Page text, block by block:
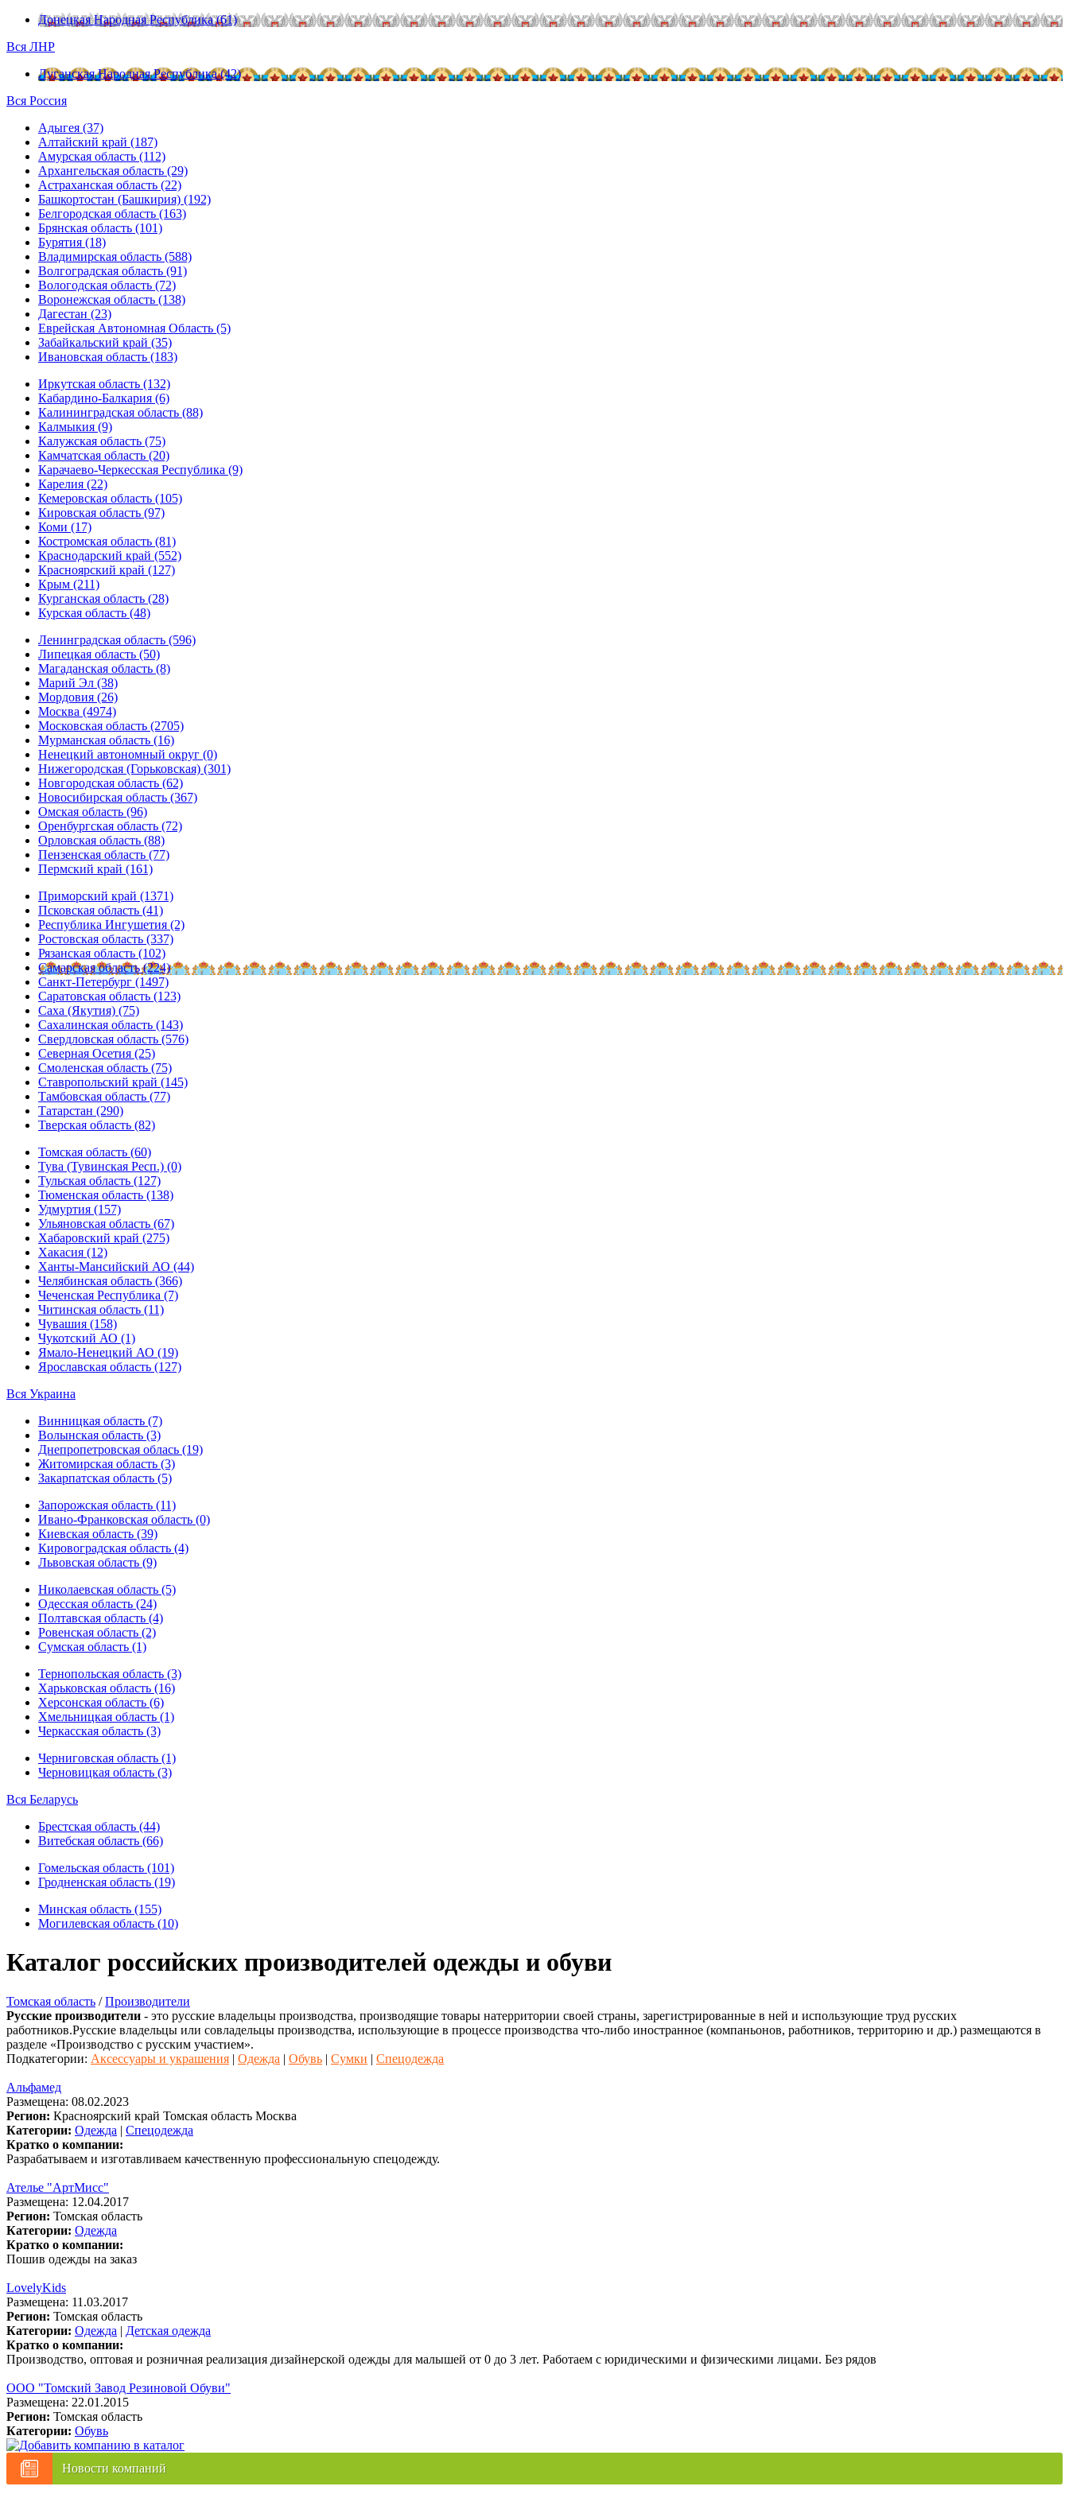
Донецкая Народная Республика (61)
Вся ЛНР
Луганская Народная Республика (42)
Вся Россия
Адыгея (37)
Алтайский край (187)
Амурская область (112)
Архангельская область (29)
Астраханская область (22)
Башкортостан (Башкирия) (192)
Белгородская область (163)
Брянская область (101)
Бурятия (18)
Владимирская область (588)
Волгоградская область (91)
Вологодская область (72)
Воронежская область (138)
Дагестан (23)
Еврейская Автономная Область (5)
Забайкальский край (35)
Ивановская область (183)
Иркутская область (132)
Кабардино-Балкария (6)
Калининградская область (88)
Калмыкия (9)
Калужская область (75)
Камчатская область (20)
Карачаево-Черкесская Республика (9)
Карелия (22)
Кемеровская область (105)
Кировская область (97)
Коми (17)
Костромская область (81)
Краснодарский край (552)
Красноярский край (127)
Крым (211)
Курганская область (28)
Курская область (48)
Ленинградская область (596)
Липецкая область (50)
Магаданская область (8)
Марий Эл (38)
Мордовия (26)
Москва (4974)
Московская область (2705)
Мурманская область (16)
Ненецкий автономный округ (0)
Нижегородская (Горьковская) (301)
Новгородская область (62)
Новосибирская область (367)
Омская область (96)
Оренбургская область (72)
Орловская область (88)
Пензенская область (77)
Пермский край (161)
Приморский край (1371)
Псковская область (41)
Республика Ингушетия (2)
Ростовская область (337)
Рязанская область (102)
Самарская область (224)
Санкт-Петербург (1497)
Саратовская область (123)
Саха (Якутия) (75)
Сахалинская область (143)
Свердловская область (576)
Северная Осетия (25)
Смоленская область (75)
Ставропольский край (145)
Тамбовская область (77)
Татарстан (290)
Тверская область (82)
Томская область (60)
Тува (Тувинская Респ.) (0)
Тульская область (127)
Тюменская область (138)
Удмуртия (157)
Ульяновская область (67)
Хабаровский край (275)
Хакасия (12)
Ханты-Мансийский АО (44)
Челябинская область (366)
Чеченская Республика (7)
Читинская область (11)
Чувашия (158)
Чукотский АО (1)
Ямало-Ненецкий АО (19)
Ярославская область (127)
Вся Украина
Винницкая область (7)
Волынская область (3)
Днепропетровская облась (19)
Житомирская область (3)
Закарпатская область (5)
Запорожская область (11)
Ивано-Франковская область (0)
Киевская область (39)
Кировоградская область (4)
Львовская область (9)
Николаевская область (5)
Одесская область (24)
Полтавская область (4)
Ровенская область (2)
Сумская область (1)
Тернопольская область (3)
Харьковская область (16)
Херсонская область (6)
Хмельницкая область (1)
Черкасская область (3)
Черниговская область (1)
Черновицкая область (3)
Вся Беларусь
Брестская область (44)
Витебская область (66)
Гомельская область (101)
Гродненская область (19)
Минская область (155)
Могилевская область (10)
Каталог российских производителей одежды и обуви
Томская область /Производители
Русские производители - это русские владельцы производства, производящие товары натерритории своей страны, зарегистрированные в ней и использующие труд русских
работников.Русские владельцы или совладельцы производства, использующие в процессе производства что-либо иностранное (компаньонов, работников, территорию и др.) размещаются в
разделе «Производство с русским участием».
Подкатегории: Аксессуары и украшения | Одежда | Обувь | Сумки | Спецодежда
Альфамед
Размещена: 08.02.2023
Регион: Красноярский край Томская область Москва
Категории: Одежда | Спецодежда
Кратко о компании:
Разрабатываем и изготавливаем качественную профессиональную спецодежду.
Ателье "АртМисс"
Размещена: 12.04.2017
Регион: Томская область
Категории: Одежда
Кратко о компании:
Пошив одежды на заказ
LovelyKids
Размещена: 11.03.2017
Регион: Томская область
Категории: Одежда | Детская одежда
Кратко о компании:
Производство, оптовая и розничная реализация дизайнерской одежды для малышей от 0 до 3 лет. Работаем с юридическими и физическими лицами. Без рядов
ООО "Томский Завод Резиновой Обуви"
Размещена: 22.01.2015
Регион: Томская область
Категории: Обувь
Новости компаний